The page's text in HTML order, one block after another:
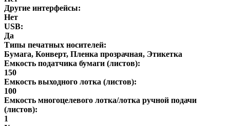
Другие интерфейсы:
Нет
USB:
Да
Типы печатных носителей:
Бумага, Конверт, Пленка прозрачная, Этикетка
Емкость податчика бумаги (листов):
150
Емкость выходного лотка (листов):
100
Емкость многоцелевого лотка/лотка ручной подачи
(листов):
1